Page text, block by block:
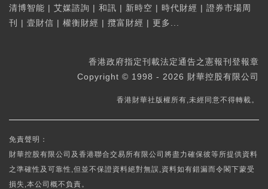
清博智能 | 艾媒諮詢 | 和訊 | 新時空 | 時代財經 | 證券市場周
刊
| 壹財信 | 權衡財經 | 攬富財經 | 更多...
香港政府指定刊載法定通告之憲報刊登報章
Copyright © 1998 - 2026 財華控股有限公司
香港財華社版權所有,未經同意不得轉載。
免責聲明：
財華控股有限公司及香港聯合交易所有限公司將盡力確保彼等所提供資料
之準確性及可靠性,但並不保證資料絕對無誤,資料如有錯漏而令閣下蒙受
損失,本公司概不負責。